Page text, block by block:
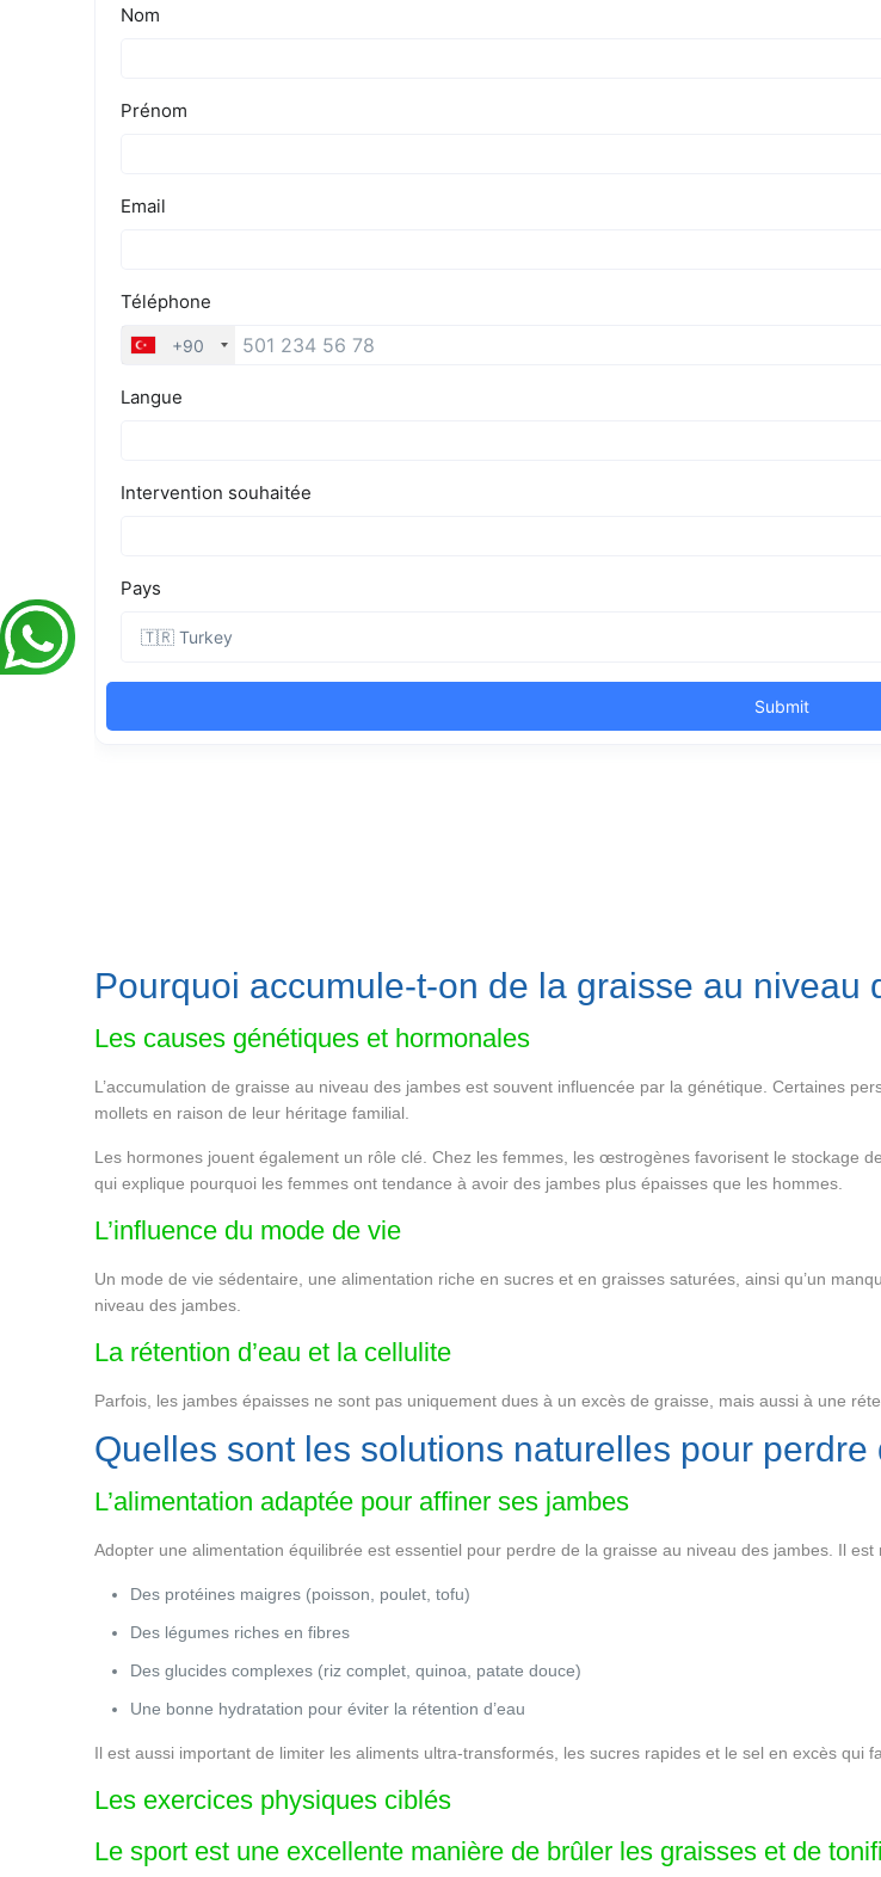
Pourquoi accumule-t-on de la graisse au niveau
Les causes génétiques et hormonales
L’accumulation de graisse au niveau des jambes est souvent influencée par la génétique. Certaines
mollets en raison de leur héritage familial.
Les hormones jouent également un rôle clé. Chez les femmes, les œstrogènes favorisent le stockage
qui explique pourquoi les femmes ont tendance à avoir des jambes plus épaisses que les hommes.
L’influence du mode de vie
Un mode de vie sédentaire, une alimentation riche en sucres et en graisses saturées, ainsi qu’un
niveau des jambes.
La rétention d’eau et la cellulite
Parfois, les jambes épaisses ne sont pas uniquement dues à un excès de graisse, mais aussi à une
Quelles sont les solutions naturelles pour
L’alimentation adaptée pour affiner ses jambes
Adopter une alimentation équilibrée est essentiel pour perdre de la graisse au niveau des jambes. Il
Des protéines maigres (poisson, poulet, tofu)
Des légumes riches en fibres
Des glucides complexes (riz complet, quinoa, patate douce)
Une bonne hydratation pour éviter la rétention d’eau
Il est aussi important de limiter les aliments ultra-transformés, les sucres rapides et le sel en excès qui
Les exercices physiques ciblés
Le sport est une excellente manière de brûler les graisses et de